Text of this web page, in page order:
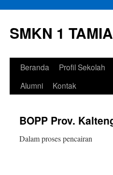
isi
SMKN 1
Beranda Profil Sekolah
Alumni
Kontak
BOPP Prov.
Dalam proses pencairan